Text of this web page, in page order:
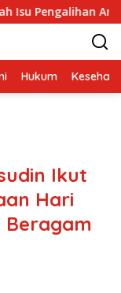
Jalan
Hukum
Ikut
Hari
Beragam